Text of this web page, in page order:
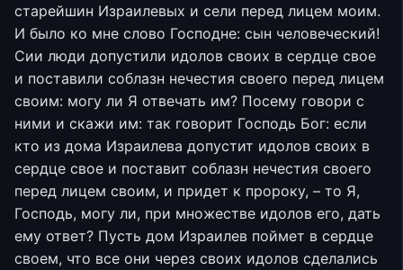
старейшин Израилевых и сели перед лицем моим.
И было ко мне слово Господне: сын человеческий!
Сии люди допустили идолов своих в сердце свое
и поставили соблазн нечестия своего перед лицем
своим: могу ли Я отвечать им? Посему говори с
ними и скажи им: так говорит Господь Бог: если
кто из дома Израилева допустит идолов своих в
сердце свое и поставит соблазн нечестия своего
перед лицем своим, и придет к пророку, – то Я,
Господь, могу ли, при множестве идолов его, дать
ему ответ? Пусть дом Израилев поймет в сердце
своем, что все они через своих идолов сделались